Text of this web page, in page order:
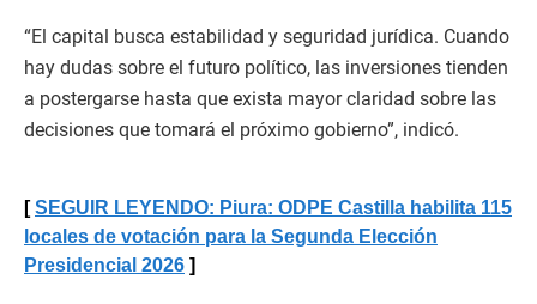
“El capital busca estabilidad y seguridad jurídica. Cuando
hay dudas sobre el futuro político, las inversiones tienden
a postergarse hasta que exista mayor claridad sobre las
decisiones que tomará el próximo gobierno”, indicó.
SEGUIR LEYENDO: Piura: ODPE Castilla habilita 115
locales de votación para la Segunda Elección
Presidencial 2026